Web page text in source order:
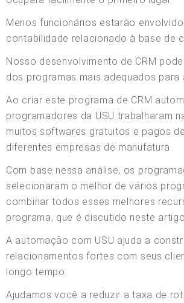
Menos funcionários estarão
contabilidade relacionado à base de
Nosso desenvolvimento de CRM
dos programas mais adequados para
Ao criar este programa de CRM
programadores da USU trabalharam
muitos softwares gratuitos e pagos
diferentes empresas de manufatura.
Com base nessa análise, os
selecionaram o melhor de vários
combinar todos esses melhores
programa, que é discutido neste
A automação com USU ajuda a
relacionamentos fortes com seus
longo tempo.
Ajudamos você a reduzir a taxa de